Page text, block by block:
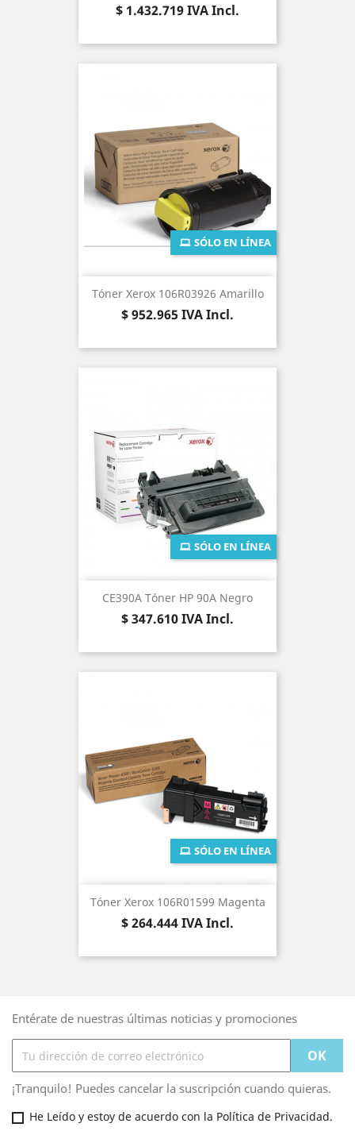
Precio
$ 1.432.719IVA Incl.
Tóner Xerox 106R03926 Amarillo
Precio
$ 952.965IVA Incl.
SÓLO EN LÍNEA
CE390A Tóner HP 90A Negro
Precio
$ 347.610IVA Incl.
SÓLO EN LÍNEA
Tóner Xerox 106R01599 Magenta
Precio
$ 264.444IVA Incl.
SÓLO EN LÍNEA
Entérate de nuestras últimas noticias y promociones
¡Tranquilo! Puedes cancelar la suscripción cuando quieras.
He Leído y estoy de acuerdo con la Política de Privacidad.